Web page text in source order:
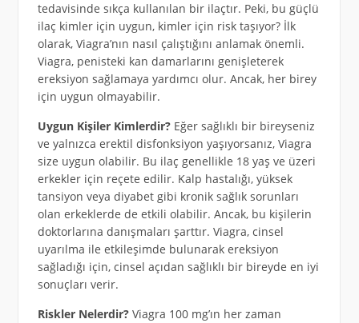
tedavisinde sıkça kullanılan bir ilaçtır. Peki, bu güçlü
ilaç kimler için uygun, kimler için risk taşıyor? İlk
olarak, Viagra’nın nasıl çalıştığını anlamak önemli.
Viagra, penisteki kan damarlarını genişleterek
ereksiyon sağlamaya yardımcı olur. Ancak, her birey
için uygun olmayabilir.
Uygun Kişiler Kimlerdir?Eğer sağlıklı bir bireyseniz
ve yalnızca erektil disfonksiyon yaşıyorsanız, Viagra
size uygun olabilir. Bu ilaç genellikle 18 yaş ve üzeri
erkekler için reçete edilir. Kalp hastalığı, yüksek
tansiyon veya diyabet gibi kronik sağlık sorunları
olan erkeklerde de etkili olabilir. Ancak, bu kişilerin
doktorlarına danışmaları şarttır. Viagra, cinsel
uyarılma ile etkileşimde bulunarak ereksiyon
sağladığı için, cinsel açıdan sağlıklı bir bireyde en iyi
sonuçları verir.
Riskler Nelerdir?Viagra 100 mg’ın her zaman